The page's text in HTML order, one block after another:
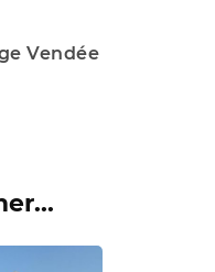
Vendée